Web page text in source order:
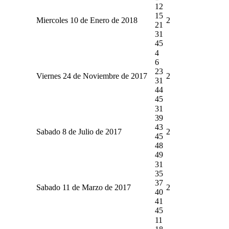
Miercoles 10 de Enero de 2018
12
15
21
31
45
2
Viernes 24 de Noviembre de 2017
4
6
23
31
44
45
2
Sabado 8 de Julio de 2017
31
39
43
45
48
49
2
Sabado 11 de Marzo de 2017
31
35
37
40
41
45
2
11